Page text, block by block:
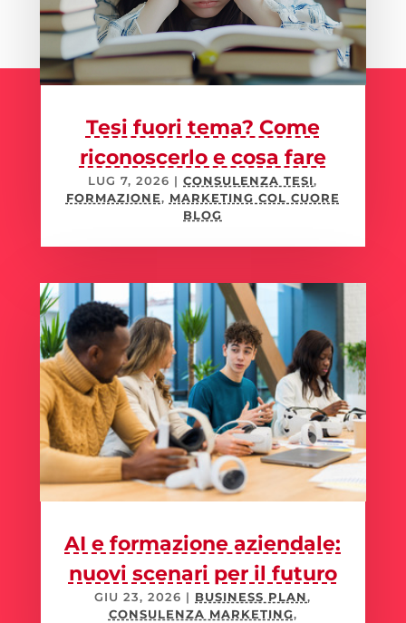
Tesi fuori tema? Come
riconoscerlo e cosa fare
LUG 7, 2026 |CONSULENZA TESI,
FORMAZIONE, MARKETING COL CUORE
BLOG
AI e formazione aziendale:
nuovi scenari per il futuro
GIU 23, 2026 | BUSINESS PLAN,
CONSULENZA MARKETING,